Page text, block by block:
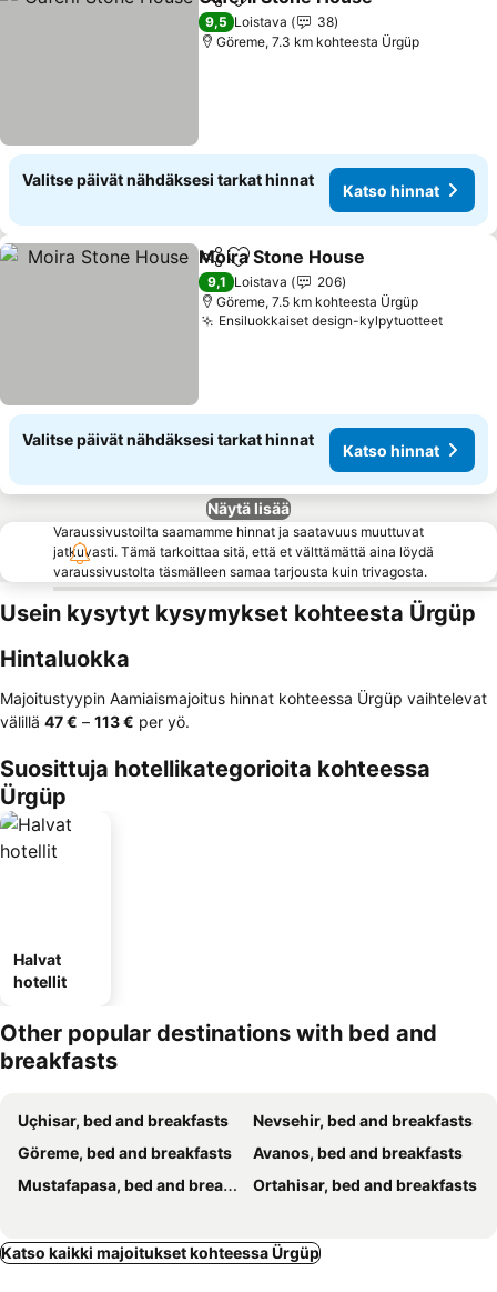
Jaa Lisää suosikkeihin
9,5 Loistava
38
Göreme, 7.3 km kohteesta Ürgüp
Valitse päivät nähdäksesi tarkat hinnat
Katso hinnat
Jaa Lisää suosikkeihin
Moira Stone House
9,1 Loistava
206
Göreme, 7.5 km kohteesta Ürgüp
Ensiluokkaiset design-kylpytuotteet
Valitse päivät nähdäksesi tarkat hinnat
Katso hinnat
Näytä lisää
Varaussivustoilta saamamme hinnat ja saatavuus muuttuvat
jatkuvasti. Tämä tarkoittaa sitä, että et välttämättä aina löydä
varaussivustolta täsmälleen samaa tarjousta kuin trivagosta.
Usein kysytyt kysymykset kohteesta Ürgüp
Hintaluokka
Majoitustyypin Aamiaismajoitus hinnat kohteessa Ürgüp vaihtelevat
välillä ‎47 € – ‎113 € per yö.
Suosittuja hotellikategorioita kohteessa
Ürgüp
Halvat
hotellit
Other popular destinations with bed and
breakfasts
Uçhisar, bed and breakfasts
Nevsehir, bed and breakfasts
Göreme, bed and breakfasts
Avanos, bed and breakfasts
Mustafapasa, bed and breakfasts
Ortahisar, bed and breakfasts
Katso kaikki majoitukset kohteessa Ürgüp